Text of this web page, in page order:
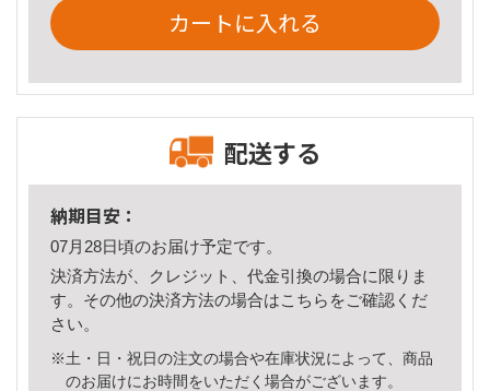
カートに入れる
配送する
納期目安：
07月28日頃のお届け予定です。
決済方法が、クレジット、代金引換の場合に限りま
す。その他の決済方法の場合はこちら をご確認くだ
さい。
※土・日・祝日の注文の場合や在庫状況によって、商品
のお届けにお時間をいただく場合がございます。